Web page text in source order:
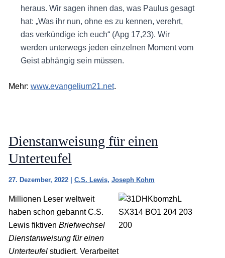
heraus. Wir sagen ihnen das, was Paulus gesagt
hat: „Was ihr nun, ohne es zu kennen, verehrt,
das verkündige ich euch“ (Apg 17,23). Wir
werden unterwegs jeden einzelnen Moment vom
Geist abhängig sein müssen.
Mehr: www.evangelium21.net.
Dienstanweisung für einen
Unterteufel
27. Dezember, 2022 C.S. Lewis, Joseph Kohm
Millionen Leser weltweit
haben schon gebannt C.S.
Lewis fiktiven Briefwechsel
Dienstanweisung für einen
Unterteufelstudiert. Verarbeitet